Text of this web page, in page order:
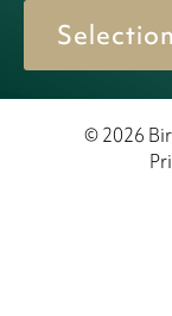
© 2026